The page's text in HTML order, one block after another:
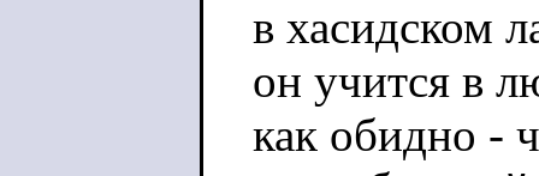
в хасидском
он учится в
как обидно -